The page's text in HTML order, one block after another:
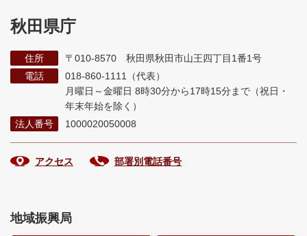
秋田県庁
住所
〒010-8570 秋田県秋田市山王四丁目1番1号
電話
018-860-1111（代表）
月曜日～金曜日 8時30分から17時15分まで （祝日・
年末年始を除く）
法人番号
1000020050008
アクセス 部署別電話番号
地域振興局